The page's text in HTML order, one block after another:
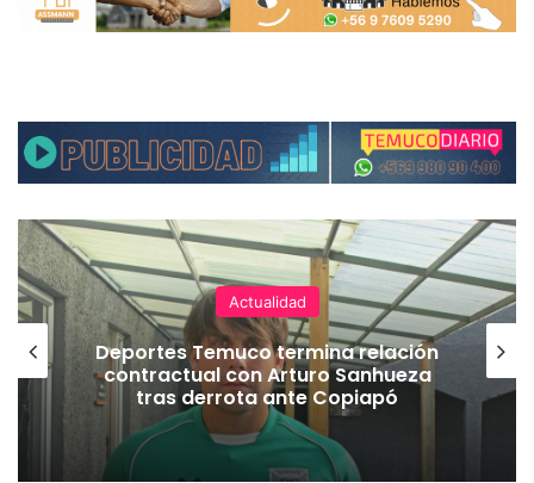
Actualidad
Deportes Temuco termina relación
contractual con Arturo Sanhueza
tras derrota ante Copiapó